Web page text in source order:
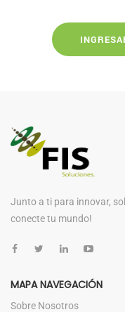
Junto a ti para innovar,
conecte tu mundo!
MAPA NAVEGACIÓN
Sobre Nosotros